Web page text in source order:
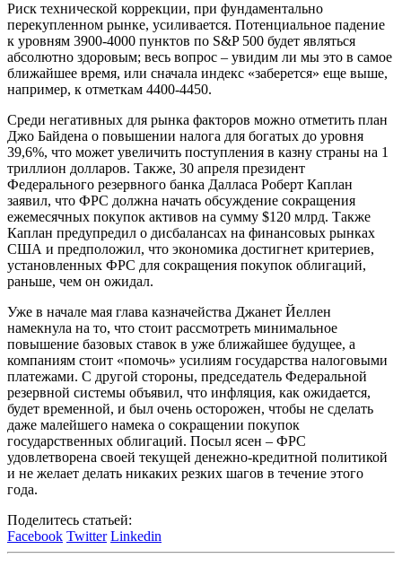
Риск технической коррекции, при фундаментально
перекупленном рынке, усиливается. Потенциальное падение
к уровням 3900-4000 пунктов по S&P 500 будет являться
абсолютно здоровым; весь вопрос – увидим ли мы это в самое
ближайшее время, или сначала индекс «заберется» еще выше,
например, к отметкам 4400-4450.
Среди негативных для рынка факторов можно отметить план
Джо Байдена о повышении налога для богатых до уровня
39,6%, что может увеличить поступления в казну страны на 1
триллион долларов. Также, 30 апреля президент
Федерального резервного банка Далласа Роберт Каплан
заявил, что ФРС должна начать обсуждение сокращения
ежемесячных покупок активов на сумму $120 млрд. Также
Каплан предупредил о дисбалансах на финансовых рынках
США и предположил, что экономика достигнет критериев,
установленных ФРС для сокращения покупок облигаций,
раньше, чем он ожидал.
Уже в начале мая глава казначейства Джанет Йеллен
намекнула на то, что стоит рассмотреть минимальное
повышение базовых ставок в уже ближайшее будущее, а
компаниям стоит «помочь» усилиям государства налоговыми
платежами. С другой стороны, председатель Федеральной
резервной системы объявил, что инфляция, как ожидается,
будет временной, и был очень осторожен, чтобы не сделать
даже малейшего намека о сокращении покупок
государственных облигаций. Посыл ясен – ФРС
удовлетворена своей текущей денежно-кредитной политикой
и не желает делать никаких резких шагов в течение этого
года.
Поделитесь статьей:
Facebook Twitter Linkedin